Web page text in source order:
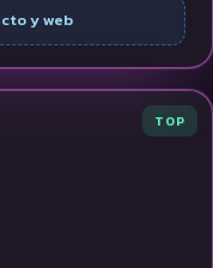
y web
TOP